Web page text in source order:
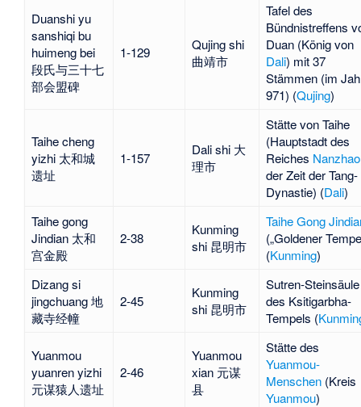
Duanshi yu
sanshiqi bu
huimeng bei
段氏与三十七
部会盟碑
1-129
Qujing shi
曲靖市
Tafel des
Bündnistreffens
Duan(König von
Dali) mit 37
Stämmen (im
971) (Qujing)
Taihe cheng
yizhi 太和城
遗址
1-157
Dali shi 大
理市
Stätte vonTaihe
(Hauptstadt des
Reiches Nanzhao
der Zeit der Tang-
Dynastie) (Dali)
Taihe gong
Jindian 太和
宫金殿
2-38
Kunming
shi 昆明市
Taihe Gong
(„Goldener
(Kunming)
Dizang si
jingchuang 地
藏寺经幢
2-45
Kunming
shi 昆明市
Sutren-Steinsäule
des Ksitigarbha-
Tempels (
Yuanmou
yuanren yizhi
元谋猿人遗址
2-46
Yuanmou
xian 元谋
县
Stätte des
Yuanmou-
Menschen(Kreis
Yuanmou)